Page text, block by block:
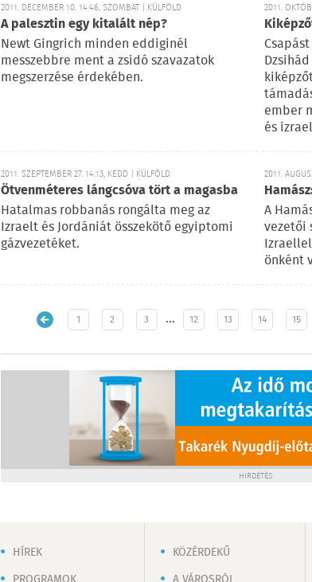
2011. DECEMBER 10. 14:46, SZOMBAT | KÜLFÖLD
A palesztin egy kitalált nép?
Newt Gingrich minden eddiginél
messzebbre ment a zsidó szavazatok
megszerzése érdekében.
2011.
ember
és
2011. SZEPTEMBER 27. 14:13, KEDD | KÜLFÖLD
Ötvenméteres lángcsóva tört a magasba
Hatalmas robbanás rongálta meg az
Izraelt és Jordániát összekötő egyiptomi
gázvezetéket.
2011.
A
vezetői
önként
1 2 3 … 12 13 14 15
HIRDETÉS
HÍREK
KÖZÉRDEKŰ